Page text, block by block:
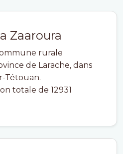
Zaaroura
rurale
de Larache, dans
Tétouan.
totale de 12931